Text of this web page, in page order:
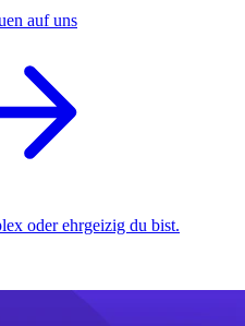
auf uns
oder ehrgeizig du bist.